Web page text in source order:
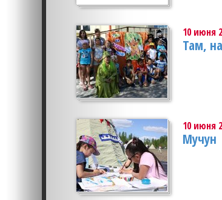
10 июня
Там,
10 июня
Мучун